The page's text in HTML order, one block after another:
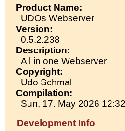
Product Name:
UDOs Webserver
Version:
0.5.2.238
Description:
All in one Webserver
Copyright:
Udo Schmal
Compilation:
Sun, 17. May 2026
Development Info